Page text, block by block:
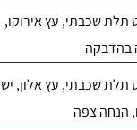
שכבתי, עץ אירוקו,
בהדבקה
שכבתי, עץ אלון, יש
הנחה צפה